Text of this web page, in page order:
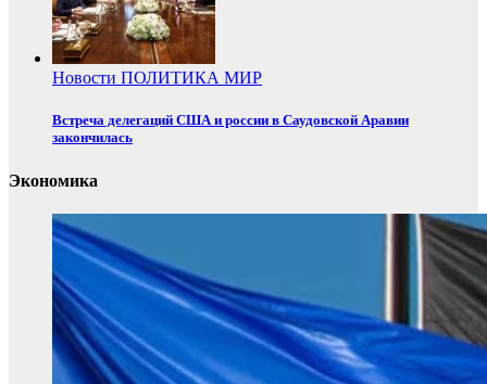
Новости ПОЛИТИКА МИР
Встреча делегаций США и россии в Саудовской Аравии
закончилась
Экономика